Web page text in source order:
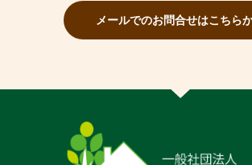
メールでのお問合せはこちら